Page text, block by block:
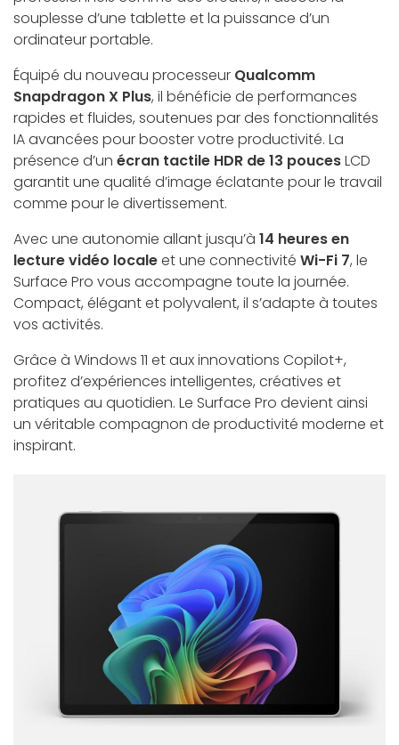
souplesse d’une tablette et la puissance d’un
ordinateur portable.
Équipé du nouveau processeur Qualcomm
Snapdragon X Plus, il bénéficie de performances
rapides et fluides, soutenues par des fonctionnalités
IA avancées pour booster votre productivité. La
présence d’un écran tactile HDR de 13 poucesLCD
garantit une qualité d’image éclatante pour le travail
comme pour le divertissement.
Avec une autonomie allant jusqu’à 14 heures en
lecture vidéo localeet une connectivité Wi-Fi 7, le
Surface Pro vous accompagne toute la journée.
Compact, élégant et polyvalent, il s’adapte à toutes
vos activités.
Grâce à Windows 11 et aux innovations Copilot+,
profitez d’expériences intelligentes, créatives et
pratiques au quotidien. Le Surface Pro devient ainsi
un véritable compagnon de productivité moderne et
inspirant.